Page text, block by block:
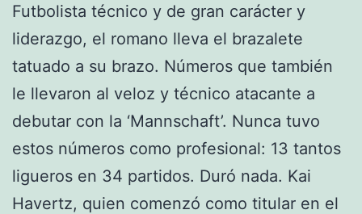
Futbolista técnico y de gran carácter y
liderazgo, el romano lleva el brazalete
tatuado a su brazo. Números que también
le llevaron al veloz y técnico atacante a
debutar con la ‘Mannschaft’. Nunca tuvo
estos números como profesional: 13 tantos
ligueros en 34 partidos. Duró nada. Kai
Havertz, quien comenzó como titular en el